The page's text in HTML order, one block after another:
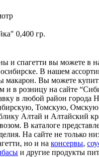
0,400 гр.
и спагетти вы можете в
В нашем
макарон. Вы можете
и в розницу на сайте
в любой район города
Томскую,
Алтай и Алтайский
В каталоге
На сайте не только
но и на консервы,
и другие продукты